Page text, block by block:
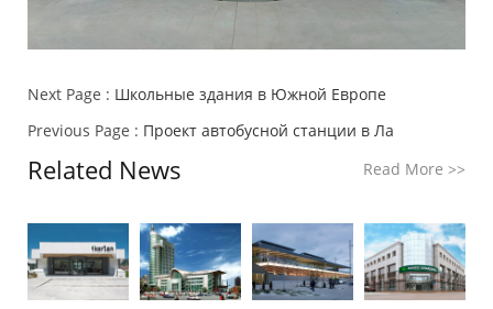
Next Page : Школьные здания в Южной Европе
Previous Page : Проект автобусной станции в Ла
Related News Read More>>